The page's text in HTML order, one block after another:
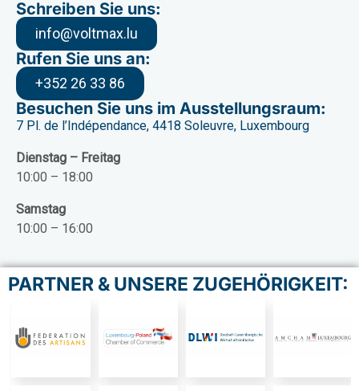
Schreiben Sie uns:
info@voltmax.lu
Rufen Sie uns an:
+352 26 33 86
Besuchen Sie uns im Ausstellungsraum:
7 Pl. de l’Indépendance, 4418 Soleuvre, Luxembourg
Dienstag – Freitag
10:00 – 18:00
Samstag
10:00 – 16:00
PARTNER & UNSERE ZUGEHÖRIGKEIT: